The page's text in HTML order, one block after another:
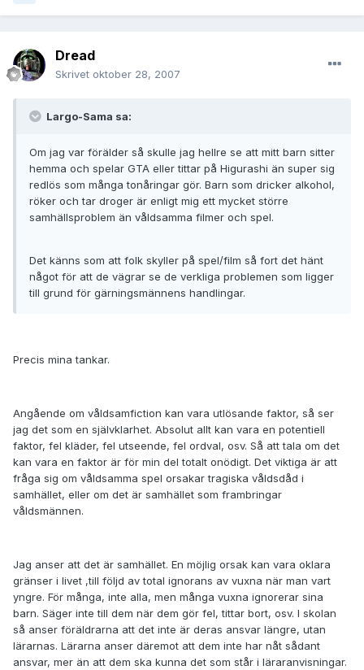
Dread
Skrivet oktober 28, 2007
Largo-Sama sa:
Om jag var förälder så skulle jag hellre se att mitt barn sitter
hemma och spelar GTA eller tittar på Higurashi än super sig
redlös som många tonåringar gör. Barn som dricker alkohol,
röker och tar droger är enligt mig ett mycket större
samhällsproblem än våldsamma filmer och spel.
Det känns som att folk skyller på spel/film så fort det hänt
något för att de vägrar se de verkliga problemen som ligger
till grund för gärningsmännens handlingar.
Precis mina tankar.
Angående om våldsamfiction kan vara utlösande faktor, så ser
jag det som en självklarhet. Absolut allt kan vara en potentiell
faktor, fel kläder, fel utseende, fel ordval, osv. Så att tala om det
kan vara en faktor är för min del totalt onödigt. Det viktiga är att
fråga sig om våldsamma spel orsakar tragiska våldsdåd i
samhället, eller om det är samhället som frambringar
våldsmännen.
Jag anser att det är samhället. En möjlig orsak kan vara oklara
gränser i livet ,till följd av total ignorans av vuxna när man vart
yngre. För många, inte alla, men många vuxna ignorerar sina
barn. Säger inte till dem när dem gör fel, tittar bort, osv. I skolan
så anser föräldrarna att det inte är deras ansvar längre, utan
lärarnas. Lärarna anser däremot att dem inte har nåt sådant
ansvar, mer än att dem ska kunna det som står i läraranvisningar.